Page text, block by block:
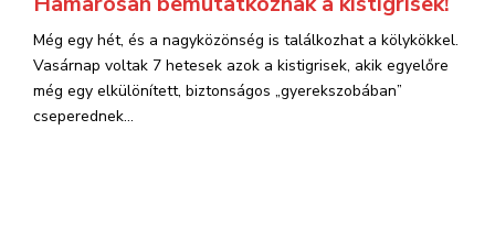
Még egy hét, és a nagyközönség is találkozhat a kölykökkel.
Vasárnap voltak 7 hetesek azok a kistigrisek, akik egyelőre
még egy elkülönített, biztonságos „gyerekszobában”
cseperednek...